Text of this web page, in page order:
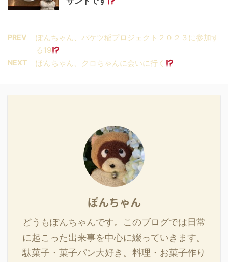
PREV
ぽんちゃん、バケツ稲プロジェクト２０２３に参加す
る19
NEXT ぽんちゃん、クロちゃんに会いに行く
ぽんちゃん
どうもぽんちゃんです。このブログでは日常
に起こった出来事を中心に綴っていきます。
駄菓子・菓子パン大好き。料理・お菓子作り